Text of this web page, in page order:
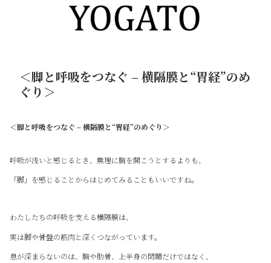
＜脚と呼吸をつなぐ – 横隔膜と“胃経”のめ
ぐり＞
＜脚と呼吸をつなぐ – 横隔膜と“胃経”のめぐり＞
呼吸が浅いと感じるとき、無理に胸を開こうとするよりも、
「脚」を感じることからはじめてみることもいいですね。
わたしたちの呼吸を支える横隔膜は、
実は脚や骨盤の筋肉と深くつながっています。
息が深まらないのは、胸や肋骨、上半身の問題だけではなく、